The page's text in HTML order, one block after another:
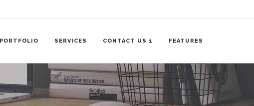
PORTFOLIO SERVICES CONTACT US 1 FEATURES